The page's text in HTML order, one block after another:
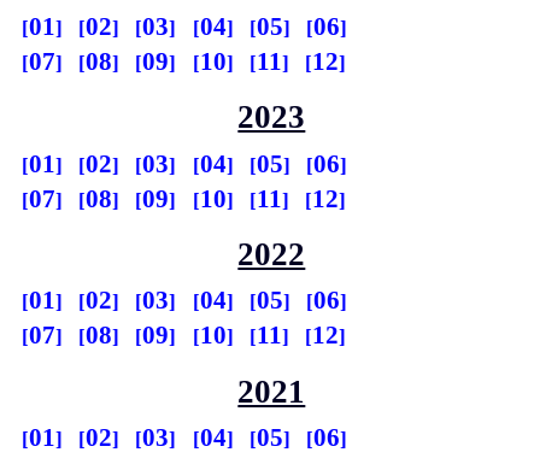
01 02 03 04 05
06
07
08 09 10 11 12
2023
01 02 03 04 05
06
07
08 09 10 11 12
2022
01 02 03 04 05
06
07
08 09 10 11 12
2021
01 02 03 04 05
06